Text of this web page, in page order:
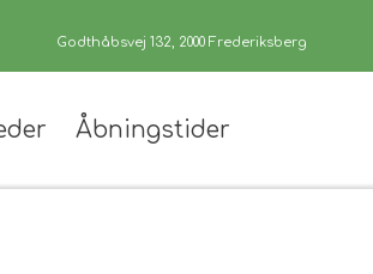
Godthåbsvej 132, 2000 Frederiksberg
Åbningstider